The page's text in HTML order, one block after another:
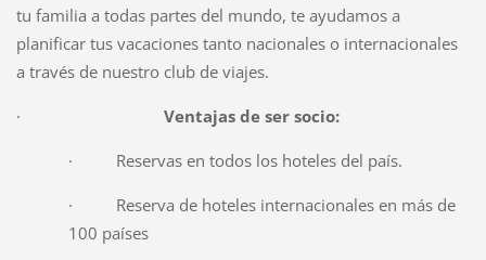
tu familia a todas partes del mundo, te ayudamos a
planificar tus vacaciones tanto nacionales o internacionales
a través de nuestro club de viajes.
· Ventajas de ser socio:
· Reservas en todos los hoteles del país.
· Reserva de hoteles internacionales en más de
100 países